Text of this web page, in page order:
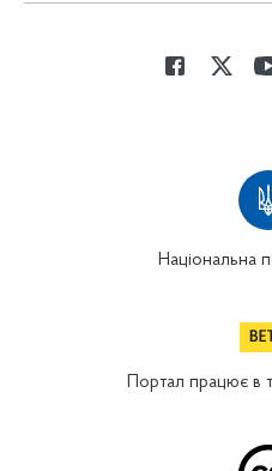
Національна
Портал працює в